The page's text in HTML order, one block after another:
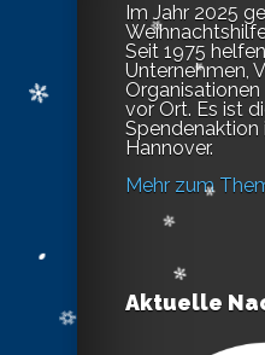
Im Jahr 2025
Seit 1975
Unternehmen,
vor Ort. Es ist
Spendenaktion
Hannover.
Mehr zum
Aktuelle